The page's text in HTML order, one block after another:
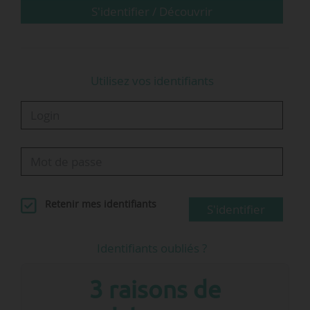
grand public et les décideurs privés comme…
S'identifier / Découvrir
Utilisez vos identifiants
Retenir mes identifiants S'identifier
Identifiants oubliés ?